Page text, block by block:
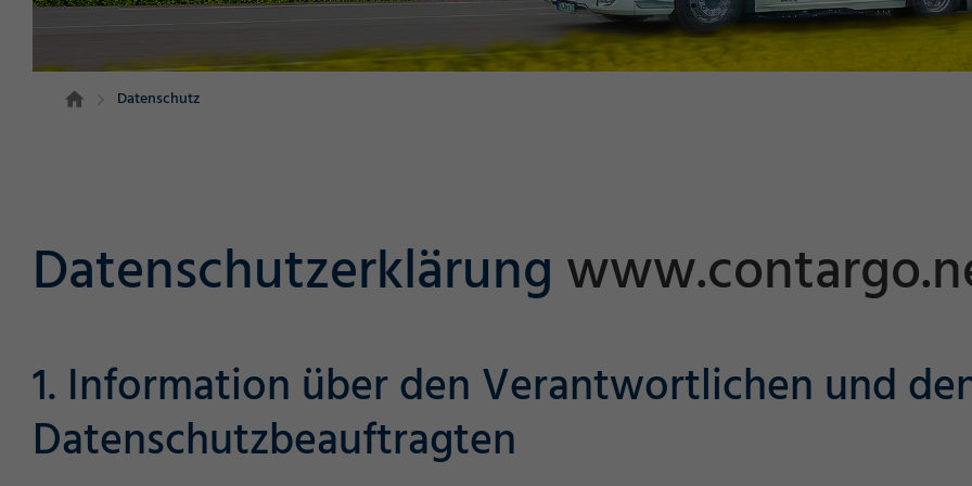
Datenschutz
Datenschutzerklärung
1. Information über den Verantwortlichen und
Datenschutzbeauftragten